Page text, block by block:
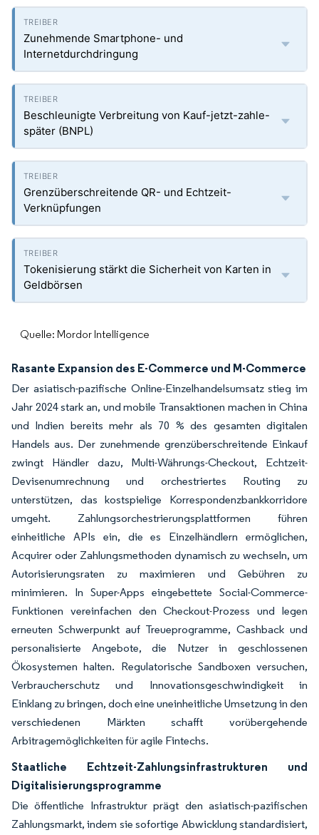
Zunehmende Smartphone- und
Internetdurchdringung
Beschleunigte Verbreitung von Kauf-jetzt-zahle-
später (BNPL)
Grenzüberschreitende QR- und Echtzeit-
Verknüpfungen
Tokenisierung stärkt die Sicherheit von Karten in
Geldbörsen
Quelle: Mordor Intelligence
Rasante Expansion des E-Commerce und M-Commerce
Der asiatisch-pazifische Online-Einzelhandelsumsatz stieg im
Jahr 2024 stark an, und mobile Transaktionen machen in China
und Indien bereits mehr als 70 % des gesamten digitalen
Handels aus. Der zunehmende grenzüberschreitende Einkauf
zwingt Händler dazu, Multi-Währungs-Checkout, Echtzeit-
Devisenumrechnung und orchestriertes Routing zu
unterstützen, das kostspielige Korrespondenzbankkorridore
umgeht. Zahlungsorchestrierungsplattformen führen
einheitliche APIs ein, die es Einzelhändlern ermöglichen,
Acquirer oder Zahlungsmethoden dynamisch zu wechseln, um
Autorisierungsraten zu maximieren und Gebühren zu
minimieren. In Super-Apps eingebettete Social-Commerce-
Funktionen vereinfachen den Checkout-Prozess und legen
erneuten Schwerpunkt auf Treueprogramme, Cashback und
personalisierte Angebote, die Nutzer in geschlossenen
Ökosystemen halten. Regulatorische Sandboxen versuchen,
Verbraucherschutz und Innovationsgeschwindigkeit in
Einklang zu bringen, doch eine uneinheitliche Umsetzung in den
verschiedenen Märkten schafft vorübergehende
Arbitragemöglichkeiten für agile Fintechs.
Staatliche Echtzeit-Zahlungsinfrastrukturen und
Digitalisierungsprogramme
Die öffentliche Infrastruktur prägt den asiatisch-pazifischen
Zahlungsmarkt, indem sie sofortige Abwicklung standardisiert,